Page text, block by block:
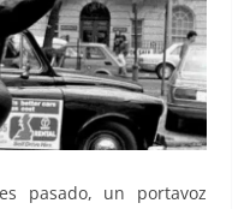
pasado, un portavoz